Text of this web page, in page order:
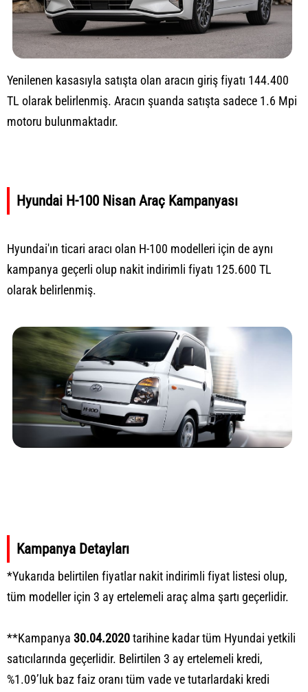
Yenilenen kasasıyla satışta olan aracın giriş fiyatı 144.400
TL olarak belirlenmiş. Aracın şuanda satışta sadece 1.6 Mpi
motoru bulunmaktadır.
Hyundai H-100 Nisan Araç Kampanyası
Hyundai'ın ticari aracı olan H-100 modelleri için de aynı
kampanya geçerli olup nakit indirimli fiyatı 125.600 TL
olarak belirlenmiş.
Kampanya Detayları
*Yukarıda belirtilen fiyatlar nakit indirimli fiyat listesi olup,
tüm modeller için 3 ay ertelemeli araç alma şartı geçerlidir.
**Kampanya 30.04.2020tarihine kadar tüm Hyundai yetkili
satıcılarında geçerlidir. Belirtilen 3 ay ertelemeli kredi,
%1.09’luk baz faiz oranı tüm vade ve tutarlardaki kredi